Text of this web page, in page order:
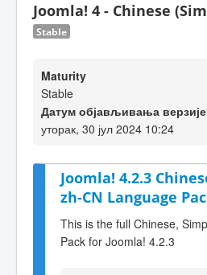
Joomla! 4 - Chinese
Stable
Maturity
Stable
Датум објављивања верзије
уторак, 30 јул 2024 10:24
Joomla! 4.2.3
zh-CN Language
This is the full Chinese,
Pack for Joomla! 4.2.3